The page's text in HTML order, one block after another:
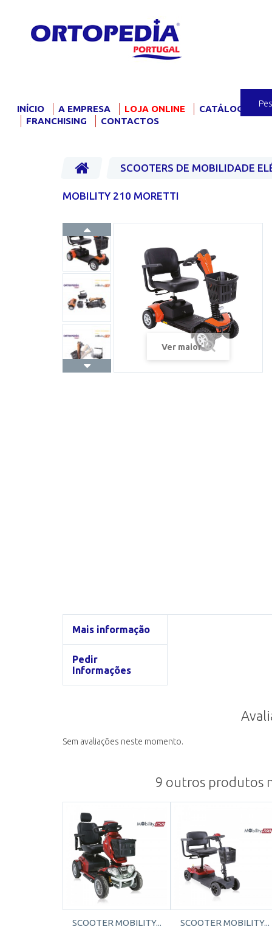
INÍCIO A EMPRESA LOJA ONLINE CATÁLOGO
FRANCHISING
CONTACTOS
SCOOTERS DE MOBILIDADE
MOBILITY 210 MORETTI
Ver maior
Mais informação
Pedir
Informações
Sem avaliações neste momento.
9 outros produtos
SCOOTER MOBILITY... SCOOTER MOBILITY...